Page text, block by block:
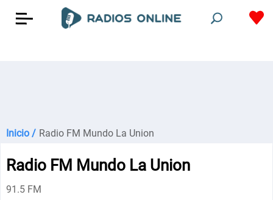
Inicio / Radio FM Mundo La Union
Radio FM Mundo La Union
91.5 FM